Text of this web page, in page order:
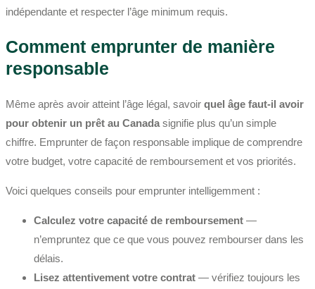
indépendante et respecter l’âge minimum requis.
Comment emprunter de manière
responsable
Même après avoir atteint l’âge légal, savoir quel âge faut-il avoir
pour obtenir un prêt au Canada signifie plus qu’un simple
chiffre. Emprunter de façon responsable implique de comprendre
votre budget, votre capacité de remboursement et vos priorités.
Voici quelques conseils pour emprunter intelligemment :
Calculez votre capacité de remboursement —
n’empruntez que ce que vous pouvez rembourser dans les
délais.
Lisez attentivement votre contrat — vérifiez toujours les